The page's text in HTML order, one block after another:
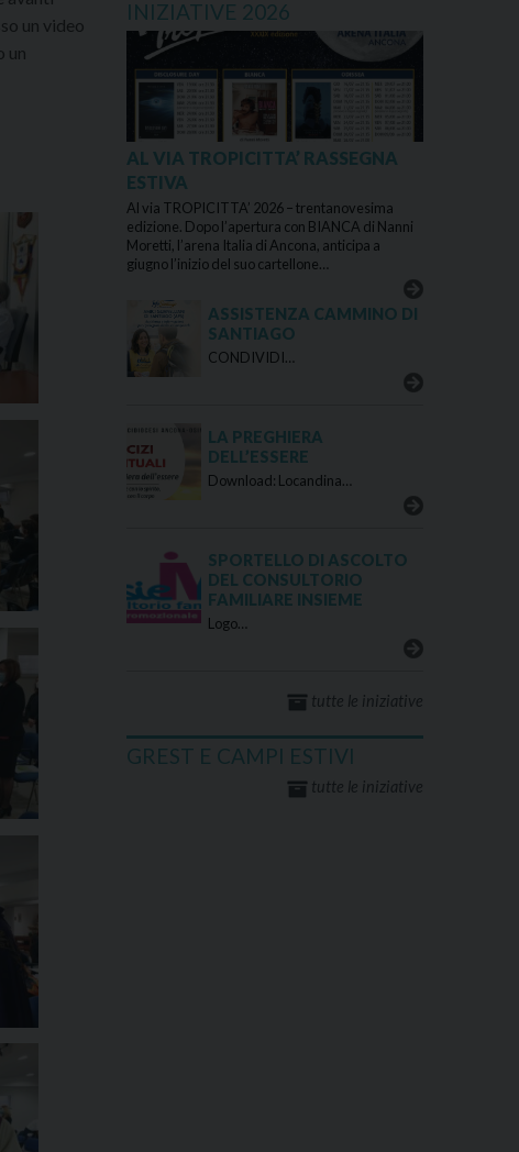
un video
un
INIZIATIVE 2026
AL VIA TROPICITTA’ RASSEGNA
ESTIVA
Al via TROPICITTA’ 2026 – trentanovesima
edizione. Dopo l’apertura con BIANCA di Nanni
Moretti, l’arena Italia di Ancona, anticipa a
giugno l’inizio del suo cartellone…
ASSISTENZA CAMMINO DI
SANTIAGO
CONDIVIDI…
LA PREGHIERA
DELL’ESSERE
Download: Locandina…
SPORTELLO DI ASCOLTO
DEL CONSULTORIO
FAMILIARE INSIEME
Logo…
tutte le iniziative
GREST E CAMPI ESTIVI
tutte le iniziative